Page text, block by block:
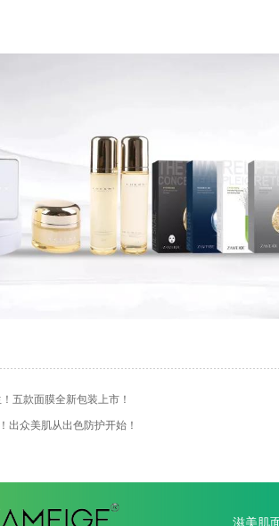
五款面膜全新包装上市！
出众美肌从出色防护开始！
滋美肌